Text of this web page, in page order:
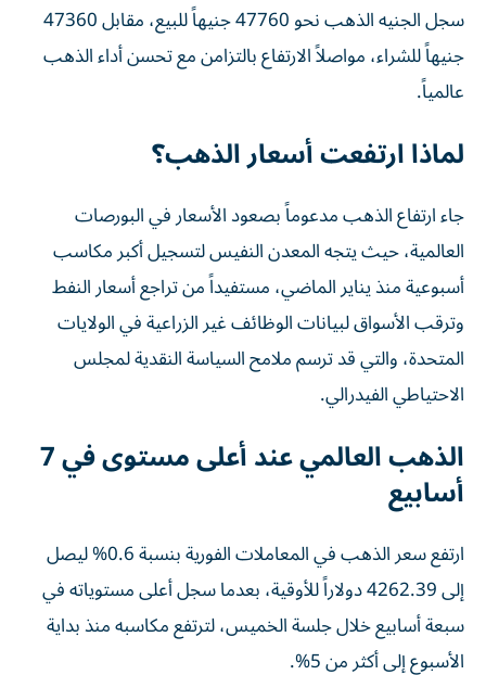
سجل الجنيه الذهب نحو 47760 جنيهاً للبيع، مقابل 47360
جنيهاً للشراء، مواصلاً الارتفاع بالتزامن مع تحسن أداء الذهب
عالمياً.
لماذا ارتفعت أسعار الذهب؟
جاء ارتفاع الذهب مدعوماً بصعود الأسعار في البورصات
العالمية، حيث يتجه المعدن النفيس لتسجيل أكبر مكاسب
أسبوعية منذ يناير الماضي، مستفيداً من تراجع أسعار النفط
وترقب الأسواق لبيانات الوظائف غير الزراعية في الولايات
المتحدة، والتي قد ترسم ملامح السياسة النقدية لمجلس
الاحتياطي الفيدرالي.
الذهب العالمي عند أعلى مستوى في 7
أسابيع
ارتفع سعر الذهب في المعاملات الفورية بنسبة 0.6% ليصل
إلى 4262.39 دولاراً للأوقية، بعدما سجل أعلى مستوياته في
سبعة أسابيع خلال جلسة الخميس، لترتفع مكاسبه منذ بداية
الأسبوع إلى أكثر من 5%.